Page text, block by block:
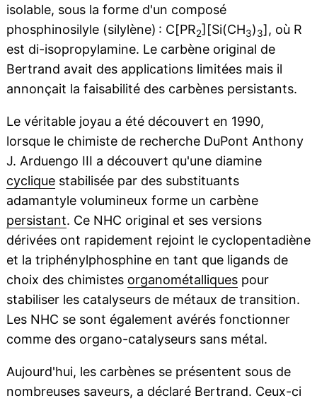
isolable, sous la forme d'un composé
phosphinosilyle (silylène) : C[PR2][Si(CH3)3], où R
est di-isopropylamine. Le carbène original de
Bertrand avait des applications limitées mais il
annonçait la faisabilité des carbènes persistants.
Le véritable joyau a été découvert en 1990,
lorsque le chimiste de recherche DuPont Anthony
J. Arduengo III a découvert qu'une diamine
cycliquestabilisée par des substituants
adamantyle volumineux forme un carbène
persistant. Ce NHC original et ses versions
dérivées ont rapidement rejoint le cyclopentadiène
et la triphénylphosphine en tant que ligands de
choix des chimistes organométalliquespour
stabiliser les catalyseurs de métaux de transition.
Les NHC se sont également avérés fonctionner
comme des organo-catalyseurs sans métal.
Aujourd'hui, les carbènes se présentent sous de
nombreuses saveurs, a déclaré Bertrand. Ceux-ci